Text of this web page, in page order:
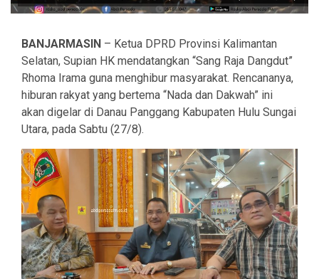
BANJARMASIN – Ketua DPRD Provinsi Kalimantan
Selatan, Supian HK mendatangkan “Sang Raja Dangdut”
Rhoma Irama guna menghibur masyarakat. Rencananya,
hiburan rakyat yang bertema “Nada dan Dakwah” ini
akan digelar di Danau Panggang Kabupaten Hulu Sungai
Utara, pada Sabtu (27/8).